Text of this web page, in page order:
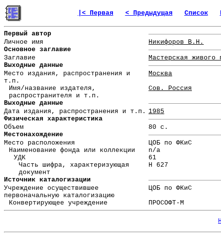
|< Первая < Предыдущая Список
Первый автор
Личное имя
Никифоров В.Н.
Основное заглавие
Заглавие
Мастерская живого
Выходные данные
Место издания, распространения и
т.п.
Москва
Имя/название издателя,
распространителя и т.п.
Сов. Россия
Выходные данные
Дата издания, распространения и т.п. 1985
Физическая характеристика
Объем
80 с.
Местонахождение
Место расположения
ЦОБ по ФКиС
Наименование фонда или коллекции
n/a
УДК
61
Часть шифра, характеризующая
документ
Н 627
Источник каталогизации
Учреждение осуществившее
первоначальную каталогизацию
ЦОБ по ФКиС
Конвертирующее учреждение
ПРОСОФТ-М